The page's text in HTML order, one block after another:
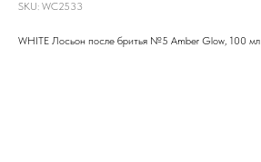
SKU: WC2533
WHITE Лосьон после бритья №5 Amber Glow, 100 мл